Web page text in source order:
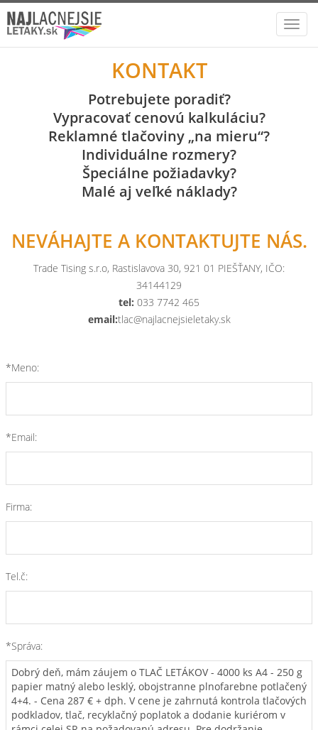
KONTAKT
Potrebujete poradiť?
Vypracovať cenovú kalkuláciu?
Reklamné tlačoviny „na mieru“?
Individuálne rozmery?
Špeciálne požiadavky?
Malé aj veľké náklady?
NEVÁHAJTE A KONTAKTUJTE NÁS.
Trade Tising s.r.o, Rastislavova 30, 921 01 PIEŠŤANY, IČO:
34144129
tel: 033 7742 465
email:tlac@najlacnejsieletaky.sk
*Meno:
*Email:
Firma:
Tel.č:
*Správa: